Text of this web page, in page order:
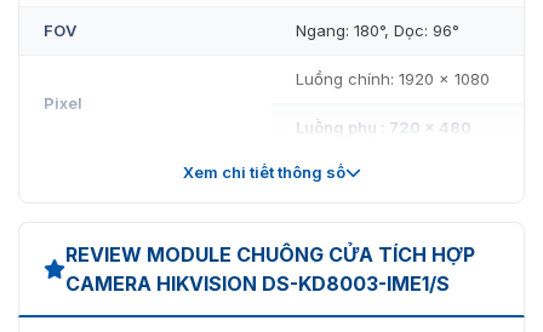
FOV Ngang: 180°, Dọc: 96°
Pixel
Luồng chính: 1920 × 1080
Luồng phụ : 720 × 480
Thông Số Âm Thanh
vang
Dung Tích
Xem chi tiết thông số
REVIEW MODULE CHUÔNG CỬA TÍCH HỢP
CAMERA HIKVISION DS-KD8003-IME1/S